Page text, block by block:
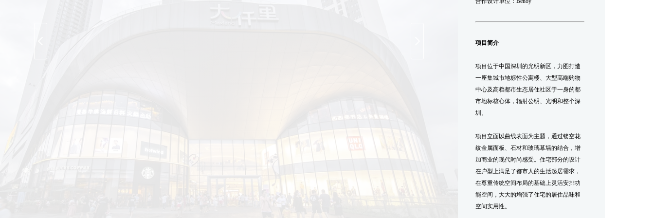
项目简介
项目位于中国深圳的光明新区，力图打造
一座集城市地标性公寓楼、大型高端购物
中心及高档都市生态居住社区于一身的都
市地标核心体，辐射公明、光明和整个深
圳。
项目立面以曲线表面为主题，通过镂空花
纹金属面板、石材和玻璃幕墙的结合，增
加商业的现代时尚感受。住宅部分的设计
在户型上满足了都市人的生活起居需求，
在尊重传统空间布局的基础上灵活安排功
能空间，大大的增强了住宅的居住品味和
空间实用性。